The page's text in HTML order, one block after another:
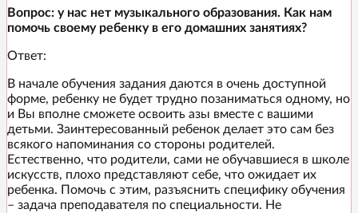
Вопрос: у нас нет музыкального образования. Как нам
помочь своему ребенку в его домашних занятиях?
Ответ:
В начале обучения задания даются в очень доступной
форме, ребенку не будет трудно позаниматься одному, но
и Вы вполне сможете освоить азы вместе с вашими
детьми. Заинтересованный ребенок делает это сам без
всякого напоминания со стороны родителей.
Естественно, что родители, сами не обучавшиеся в школе
искусств, плохо представляют себе, что ожидает их
ребенка. Помочь с этим, разъяснить специфику обучения
– задача преподавателя по специальности. Не